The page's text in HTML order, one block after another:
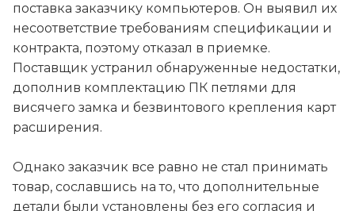
поставка заказчику компьютеров. Он выявил их
несоответствие требованиям спецификации и
контракта, поэтому отказал в приемке.
Поставщик устранил обнаруженные недостатки,
дополнив комплектацию ПК петлями для
висячего замка и безвинтового крепления карт
расширения.
Однако заказчик все равно не стал принимать
товар, сославшись на то, что дополнительные
детали были установлены без его согласия и